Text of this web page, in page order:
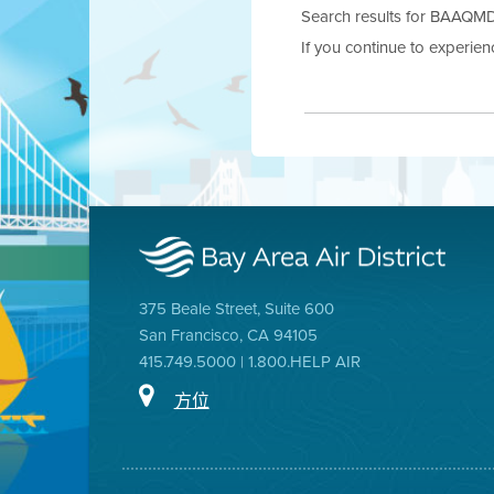
Search results for
If you continue to
375 Beale Street, Suite 600
San Francisco, CA 94105
415.749.5000 | 1.800.HELP AIR
方位